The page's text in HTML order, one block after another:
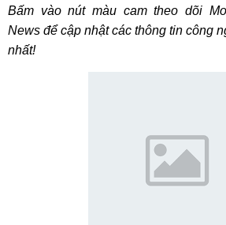
Bấm vào nút màu cam theo dõi
News để cập nhật các thông tin công
nhất!